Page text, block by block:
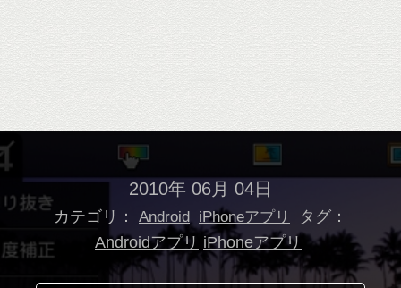
2010年 06月 04日
カテゴリ： Android iPhoneアプリ
タグ：
Androidアプリ iPhoneアプリ